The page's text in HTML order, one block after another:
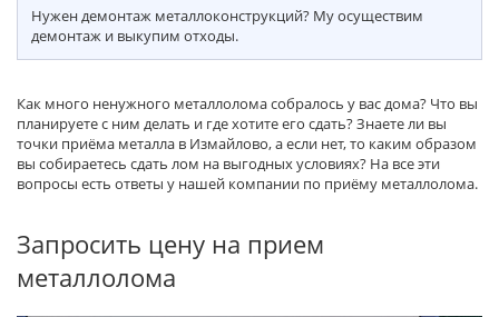
Нужен демонтаж металлоконструкций? Му осуществим
демонтаж и выкупим отходы.
Как много ненужного металлолома собралось у вас дома? Что вы
планируете с ним делать и где хотите его сдать? Знаете ли вы
точки приёма металла в Измайлово, а если нет, то каким образом
вы собираетесь сдать лом на выгодных условиях? На все эти
вопросы есть ответы у нашей компании по приёму металлолома.
Запросить цену на прием
металлолома